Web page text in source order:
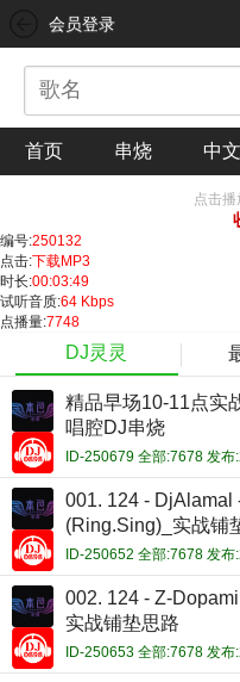
会员登录
首页 串烧 中文
点击播
编号:250132
点击:下载MP3
时长:00:03:49
试听音质:64 Kbps
点播量:7748
DJ灵灵
精品早场10-11点实
唱腔DJ串烧
ID-250679 全部:7678 发布
001. 124 - DjAlamal
(Ring.Sing)_实战铺
ID-250652 全部:7678 发布
002. 124 - Z-
实战铺垫思路
ID-250653 全部:7678 发布